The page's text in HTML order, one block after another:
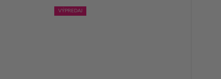
VÝPREDAJ